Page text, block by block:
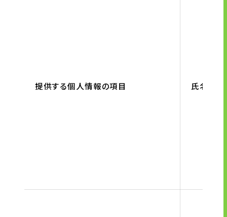
提供する個人情報の項目 氏名、生